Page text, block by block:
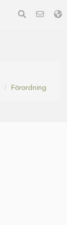
Förordning